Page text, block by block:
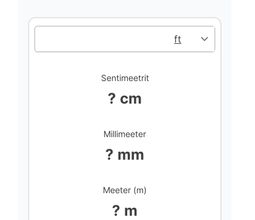
Sentimeetrit
? cm
Millimeeter
? mm
Meeter (m)
? m